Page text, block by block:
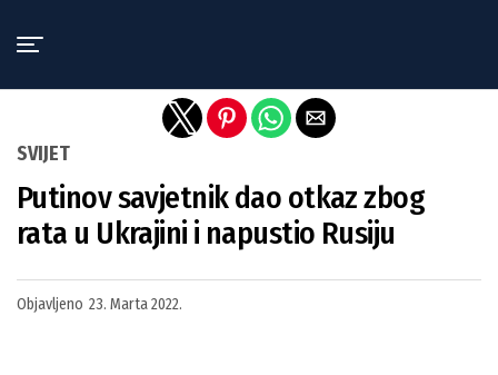
SVIJET
Putinov savjetnik dao otkaz zbog
rata u Ukrajini i napustio Rusiju
Objavljeno 23. Marta 2022.